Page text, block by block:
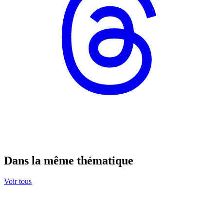
Dans la même thématique
Voir tous